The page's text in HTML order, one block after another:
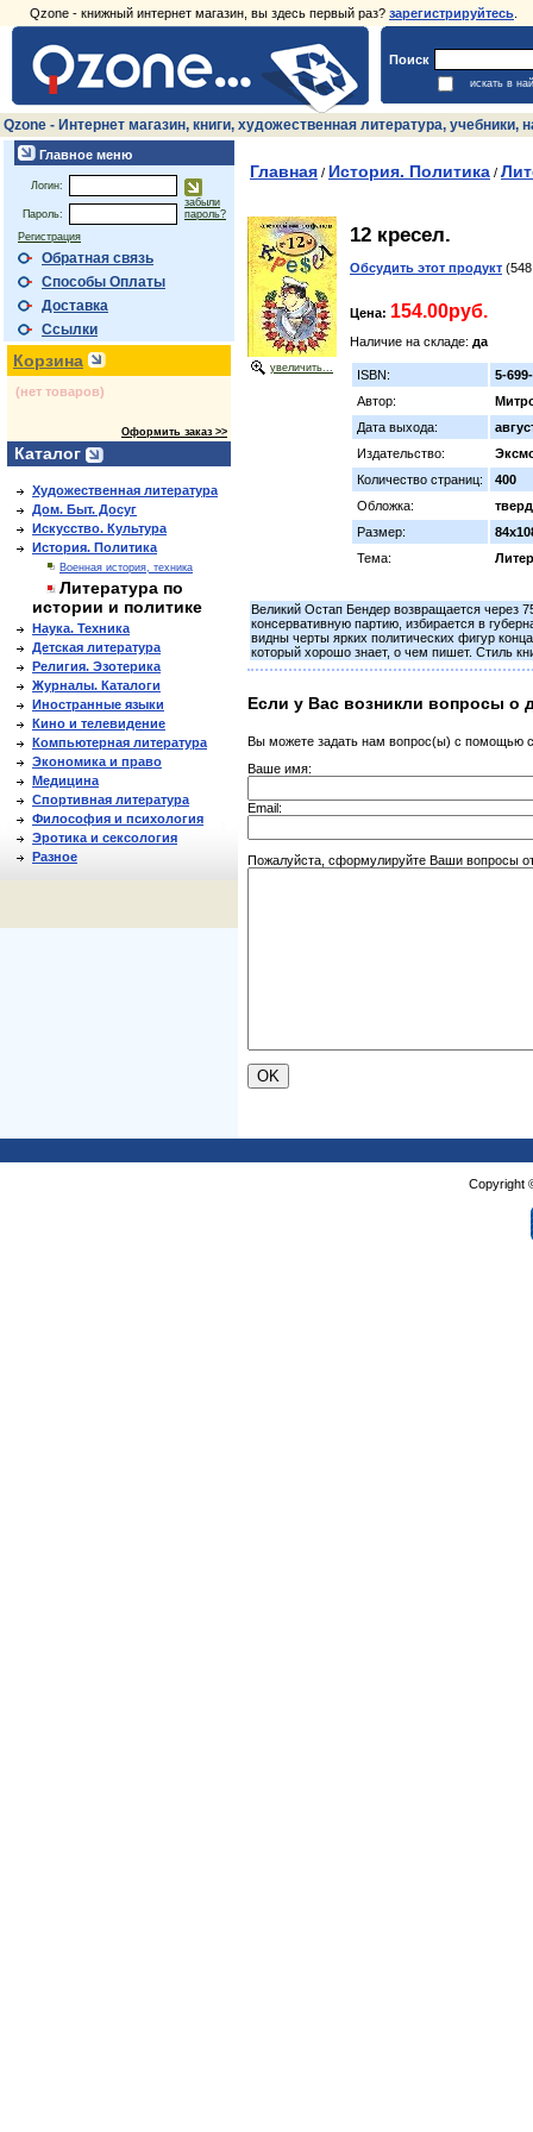
Qzone - книжный интернет магазин, вы здесь первый раз? зарегистрируйтесь
Поиск
искать в
Qzone - Интернет магазин, книги, художественная литература,
Главное меню
Логин:
Пароль:
забыли
пароль?
Регистрация
Обратная связь
Способы Оплаты
Доставка
Ссылки
Корзина
(нет товаров)
Оформить заказ >>
Каталог
Художественная литература
Дом. Быт. Досуг
Искусство. Культура
История. Политика
Военная история, техника
Литература по
истории и политике
Наука. Техника
Детская литература
Религия. Эзотерика
Журналы. Каталоги
Иностранные языки
Кино и телевидение
Компьютерная литература
Экономика и право
Медицина
Спортивная литература
Философия и психология
Эротика и сексология
Разное
Главная / История. Политика /
увеличить...
12 кресел.
Обсудить этот продукт
Цена: 154.00руб.
Наличие на складе: да
ISBN:
5-
Автор:
Дата выхода:
Издательство:
Количество страниц:
400
Обложка:
Размер:
Тема:
Великий Остап Бендер возвращается через
консервативную партию, избирается в
видны черты ярких политических фигур
который хорошо знает, о чем пишет. Стиль
Если у Вас возникли вопросы о
Вы можете задать нам вопрос(ы) с
Ваше имя:
Email:
Пожалуйста, сформулируйте Ваши вопросы
Copyright